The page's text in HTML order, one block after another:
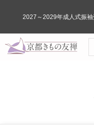
2027～2029年成人式振